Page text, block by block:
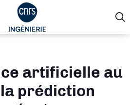
artificielle au
prédiction